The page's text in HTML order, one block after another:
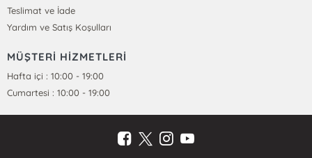
Teslimat ve İade
Yardım ve Satış Koşulları
MÜŞTERİ HİZMETLERİ
Hafta içi : 10:00 - 19:00
Cumartesi : 10:00 - 19:00